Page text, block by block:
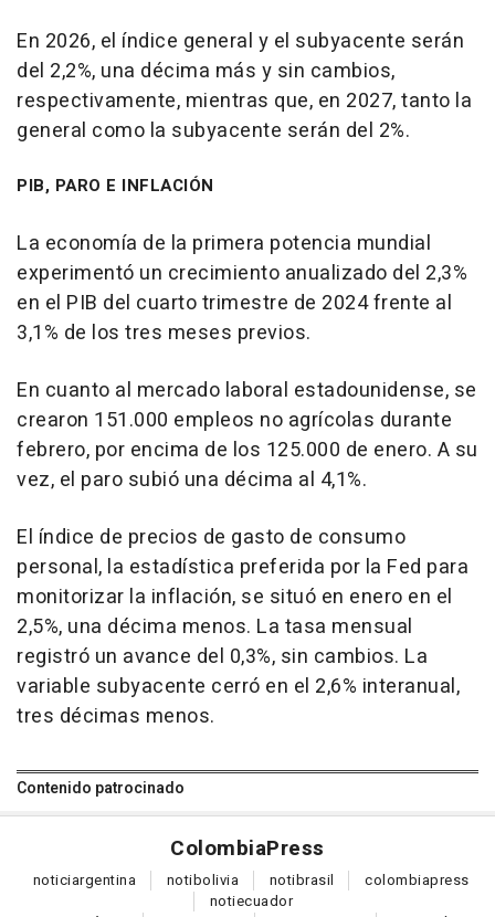
En 2026, el índice general y el subyacente serán
del 2,2%, una décima más y sin cambios,
respectivamente, mientras que, en 2027, tanto la
general como la subyacente serán del 2%.
PIB, PARO E INFLACIÓN
La economía de la primera potencia mundial
experimentó un crecimiento anualizado del 2,3%
en el PIB del cuarto trimestre de 2024 frente al
3,1% de los tres meses previos.
En cuanto al mercado laboral estadounidense, se
crearon 151.000 empleos no agrícolas durante
febrero, por encima de los 125.000 de enero. A su
vez, el paro subió una décima al 4,1%.
El índice de precios de gasto de consumo
personal, la estadística preferida por la Fed para
monitorizar la inflación, se situó en enero en el
2,5%, una décima menos. La tasa mensual
registró un avance del 0,3%, sin cambios. La
variable subyacente cerró en el 2,6% interanual,
tres décimas menos.
Contenido patrocinado
ColombiaPress
noticiargentina notibolivia notibrasil colombiapress
notiecuador